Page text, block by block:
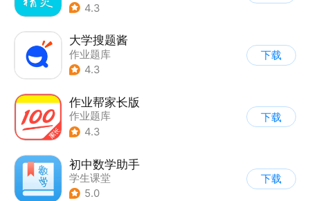
4.3
大学搜题酱
作业题库
4.3
下载
作业帮家长版
作业题库
4.3
下载
初中数学助手
学生课堂
5.0
下载